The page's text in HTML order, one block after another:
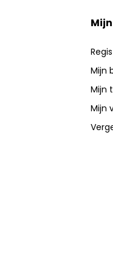
Mijn
Mijn
Mijn